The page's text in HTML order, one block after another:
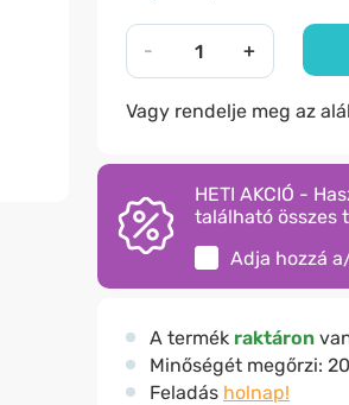
- +
Vagy rendelje meg az
HETI AKCIÓ -
található összes
Adja hozzá
A termék raktáron
Minőségét megőrzi:
Feladás holnap!